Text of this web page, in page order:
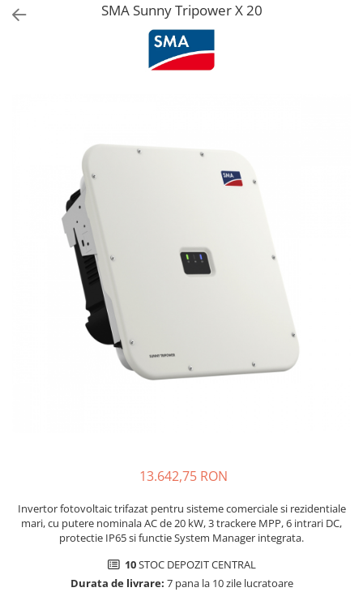
Fronius Reserva
Accesorii stocare
Structura acoperis tigla
Structura acoperis tabla
Accesorii
Backup Switch
Conectica
SMA Sunny Tripower X 20
13.642,75 RON
Invertor fotovoltaic trifazat pentru sisteme comerciale si rezidentiale
mari, cu putere nominala AC de 20 kW, 3 trackere MPP, 6 intrari DC,
protectie IP65 si functie System Manager integrata.
10STOC DEPOZIT CENTRAL
Durata de livrare: 7 pana la 10 zile lucratoare